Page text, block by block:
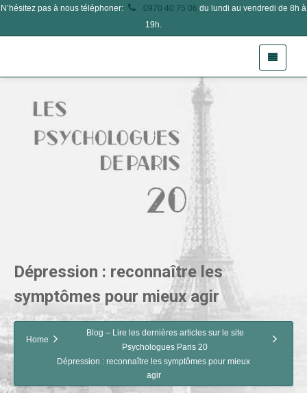
N’hésitez pas à nous téléphoner: 0970 40 75 06 du lundi au vendredi de 8h à
19h.
Dépression : reconnaître les
symptômes pour mieux agir
Home
Blog – Lire les dernières articles sur le site
Psychologues Paris 20
Dépression : reconnaître les symptômes pour mieux
agir